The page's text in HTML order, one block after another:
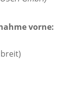
vorne: